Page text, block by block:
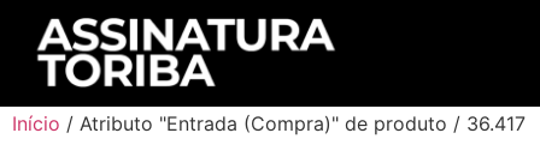
Início / Atributo "Entrada (Compra)" de produto / 36.417